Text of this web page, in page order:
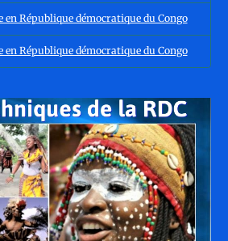
République démocratique du Congo
République démocratique du Congo